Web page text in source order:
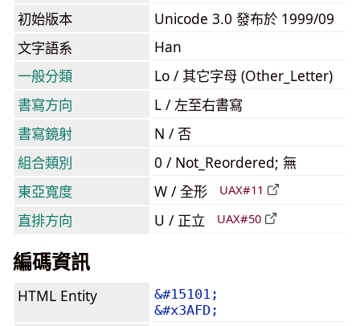
初始版本
Unicode 3.0 發布於 1999/09
文字語系
Han
一般分類
Lo / 其它字母 (Other_Letter)
書寫方向
L / 左至右書寫
書寫鏡射
N / 否
組合類別
0 / Not_Reordered; 無
東亞寬度
W / 全形 UAX#11
直排方向 U / 正立 UAX#50
編碼資訊
HTML Entity
&#15101;
&#x3AFD;